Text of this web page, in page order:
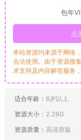
包年
点
本站资源均来源于网络
合法使用。由于资源搜
术支持及内容解答服务
适合年龄： 6岁以上
资源大小： 2.26G
资源质量： 高清原版